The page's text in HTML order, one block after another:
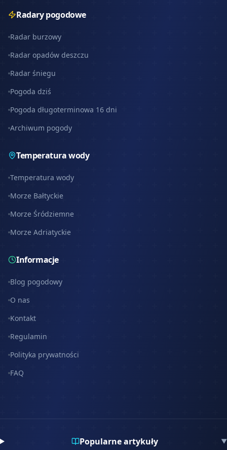
Radary pogodowe
Radar burzowy
Radar opadów deszczu
Radar śniegu
Pogoda dziś
Pogoda długoterminowa 16 dni
Archiwum pogody
Temperatura wody
Temperatura wody
Morze Bałtyckie
Morze Śródziemne
Morze Adriatyckie
Informacje
Blog pogodowy
O nas
Kontakt
Regulamin
Polityka prywatności
FAQ
Popularne artykuły ▼